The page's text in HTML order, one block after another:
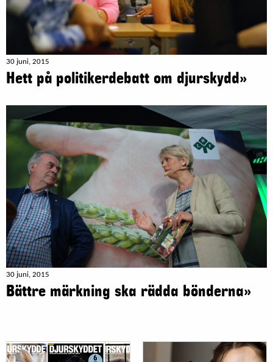
30 juni, 2015
Hett på politikerdebatt om djurskydd»
30 juni, 2015
Bättre märkning ska rädda bönderna»